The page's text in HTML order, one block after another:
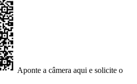
Aponte a câmera aqui e solicite o